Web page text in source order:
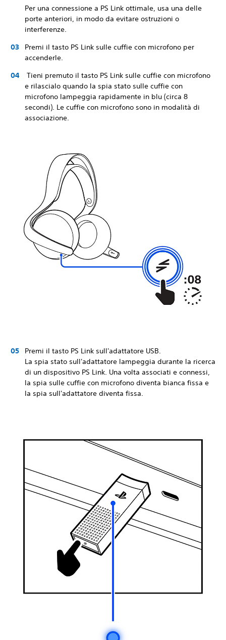
Per una connessione a PS Link ottimale, usa una delle
porte anteriori, in modo da evitare ostruzioni o
interferenze.
Premi il tasto PS Link sulle cuffie con microfono per
accenderle.
Tieni premuto il tasto PS Link sulle cuffie con microfono
e rilascialo quando la spia stato sulle cuffie con
microfono lampeggia rapidamente in blu (circa 8
secondi). Le cuffie con microfono sono in modalità di
associazione.
Premi il tasto PS Link sull'adattatore USB.
La spia stato sull'adattatore lampeggia durante la ricerca
di un dispositivo PS Link. Una volta associati e connessi,
la spia sulle cuffie con microfono diventa bianca fissa e
la spia sull'adattatore diventa fissa.